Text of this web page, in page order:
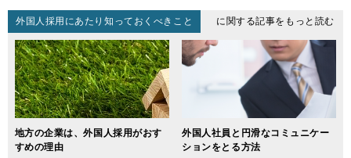
外国人採用にあたり知っておくべきこと に関する記事をもっと読む
地方の企業は、外国人採用がおす
すめの理由
外国人社員と円滑なコミュニケー
ションをとる方法